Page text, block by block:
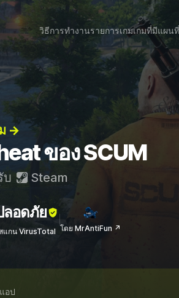
วิธีการทำงานรายการเกมเกมที่มีแผนที่
→
ของ SCUM
บ Steam
ลอดภัย
แกน VirusTotal โดย MrAntiFun ↗
อป